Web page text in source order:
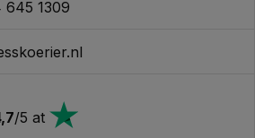
645 1309
/5 at